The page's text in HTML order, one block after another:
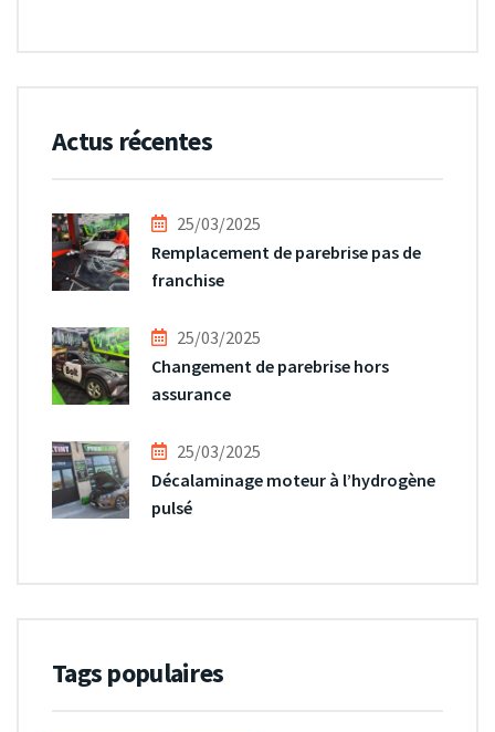
Actus récentes
25/03/2025
Remplacement de parebrise pas de
franchise
25/03/2025
Changement de parebrise hors
assurance
25/03/2025
Décalaminage moteur à l’hydrogène
pulsé
Tags populaires